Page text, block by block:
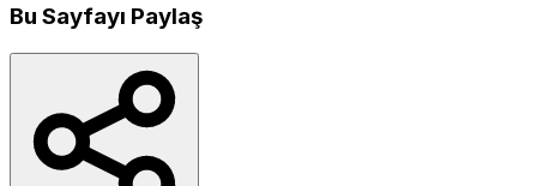
Bu Sayfayı Paylaş